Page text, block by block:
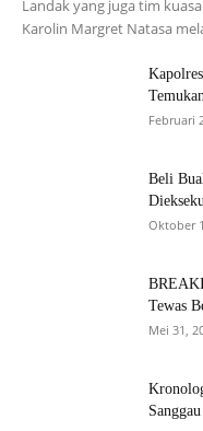
Landak yang juga tim
Karolin Margret Natasa
Februari
Beli
Oktober
Tewas
Mei 31,
Sanggau